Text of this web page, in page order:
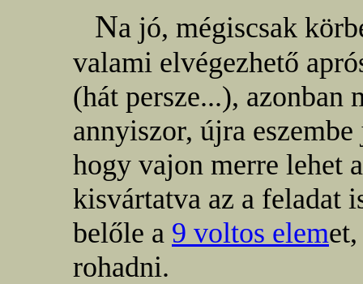
Na jó, mégiscsak
valami elvégezhető
(hát persze...), azonban
annyiszor, újra
hogy vajon merre lehet
kisvártatva az a feladat
belőle a 9 voltos elem
rohadni.